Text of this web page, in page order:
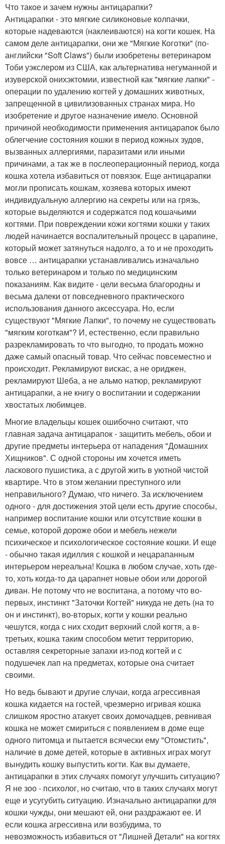
Что такое и зачем нужны антицарапки?
Антицарапки - это мягкие силиконовые колпачки,
которые надеваются (наклеиваются) на когти кошек. На
самом деле антицарапки, они же "Мягкие Коготки" (по-
английски "Soft Claws") были изобретены ветеринаром
Тоби уэкслером из США, как альтернатива негуманной и
изуверской онихэктомии, известной как "мягкие лапки" -
операции по удалению когтей у домашних животных,
запрещенной в цивилизованных странах мира. Но
изобретение и другое назначение имело. Основной
причиной необходимости применения антицарапок было
облегчение состояния кошки в период кожных зудов,
вызванных аллергиями, паразитами или иными
причинами, а так же в послеоперационный период, когда
кошка хотела избавиться от повязок. Еще антицарапки
могли прописать кошкам, хозяева которых имеют
индивидуальную аллергию на секреты или на грязь,
которые выделяются и содержатся под кошачьими
когтями. При повреждении кожи когтями кошки у таких
людей начинается воспалительный процесс в царапине,
который может затянуться надолго, а то и не проходить
вовсе … антицарапки устанавливались изначально
только ветеринаром и только по медицинским
показаниям. Как видите - цели весьма благородны и
весьма далеки от повседневного практического
использования данного аксессуара. Но, если
существуют "Мягкие Лапки", то почему не существовать
"мягким коготкам"? И, естественно, если правильно
разрекламировать то что выгодно, то продать можно
даже самый опасный товар. Что сейчас повсеместно и
происходит. Рекламируют вискас, а не ориджен,
рекламируют Шеба, а не альмо натюр, рекламируют
антицарапки, а не книгу о воспитании и содержании
хвостатых любимцев.
Многие владельцы кошек ошибочно считают, что
главная задача антицарапок - защитить мебель, обои и
другие предметы интерьера от нападения "Домашних
Хищников". С одной стороны им хочется иметь
ласкового пушистика, а с другой жить в уютной чистой
квартире. Что в этом желании преступного или
неправильного? Думаю, что ничего. За исключением
одного - для достижения этой цели есть другие способы,
например воспитание кошки или отсутствие кошки в
семье, которой дороже обои и мебель нежели
психическое и психологическое состояние кошки. И еще
- обычно такая идиллия с кошкой и нецарапанным
интерьером нереальна! Кошка в любом случае, хоть где-
то, хоть когда-то да царапнет новые обои или дорогой
диван. Не потому что не воспитана, а потому что во-
первых, инстинкт "Заточки Когтей" никуда не деть (на то
он и инстинкт), во-вторых, когти у кошки реально
чешутся, когда с них сходит верхний слой когтя, а в-
третьих, кошка таким способом метит территорию,
оставляя секреторные запахи из-под когтей и с
подушечек лап на предметах, которые она считает
своими.
Но ведь бывают и другие случаи, когда агрессивная
кошка кидается на гостей, чрезмерно игривая кошка
слишком яростно атакует своих домочадцев, ревнивая
кошка не может смириться с появлением в доме еще
одного питомца и пытается всячески ему "Отомстить",
наличие в доме детей, которые в активных играх могут
вынудить кошку выпустить когти. Как вы думаете,
антицарапки в этих случаях помогут улучшить ситуацию?
Я не зоо - психолог, но считаю, что в таких случаях могут
еще и усугубить ситуацию. Изначально антицарапки для
кошки чужды, они мешают ей, они раздражают ее. И
если кошка агрессивна или возбудима, то
невозможность избавиться от "Лишней Детали" на когтях